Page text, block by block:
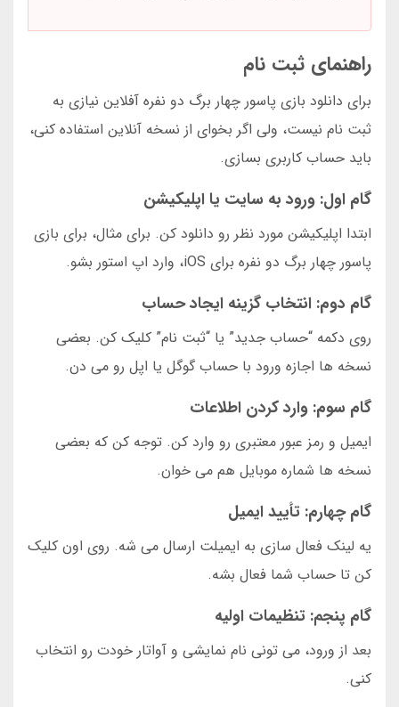
راهنمای ثبت نام
برای دانلود بازی پاسور چهار برگ دو نفره آفلاین نیازی به
ثبت نام نیست، ولی اگر بخوای از نسخه آنلاین استفاده کنی،
باید حساب کاربری بسازی.
گام اول: ورود به سایت یا اپلیکیشن
ابتدا اپلیکیشن مورد نظر رو دانلود کن. برای مثال، برای بازی
پاسور چهار برگ دو نفره برای iOS، وارد اپ استور بشو.
گام دوم: انتخاب گزینه ایجاد حساب
روی دکمه “حساب جدید” یا “ثبت نام” کلیک کن. بعضی
نسخه ها اجازه ورود با حساب گوگل یا اپل رو می دن.
گام سوم: وارد کردن اطلاعات
ایمیل و رمز عبور معتبری رو وارد کن. توجه کن که بعضی
نسخه ها شماره موبایل هم می خوان.
گام چهارم: تأیید ایمیل
یه لینک فعال سازی به ایمیلت ارسال می شه. روی اون کلیک
کن تا حساب شما فعال بشه.
گام پنجم: تنظیمات اولیه
بعد از ورود، می تونی نام نمایشی و آواتار خودت رو انتخاب
کنی.